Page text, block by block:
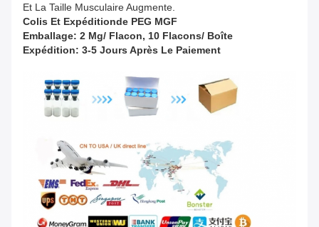
Et La Taille Musculaire Augmente.
Colis Et ExpéditionDe PEG MGF
Emballage: 2 Mg/ Flacon, 10 Flacons/ Boîte
Expédition: 3-5 Jours Après Le Paiement